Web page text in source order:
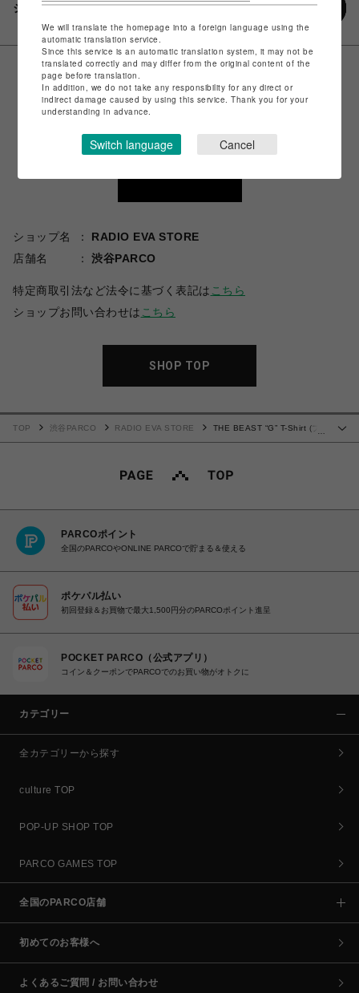
シェアする
ショップ名
RADIO EVA STORE
店舗名
渋谷PARCO
特定商取引法など法令に基づく表記は こちら
ショップお問い合わせは こちら
SHOP TOP
TOP 渋谷PARCO RADIO EVA STORE
THE BEAST “G” T-Shirt (ブ
PARCOポイント
全国のPARCOやONLINE PARCOで貯まる＆使える
ポケパル払い
初回登録＆お買物で最大1,500円分のPARCOポイント進呈
POCKET PARCO（公式アプリ）
コイン＆クーポンでPARCOでのお買い物がオトクに
カテゴリー
全カテゴリーから探す
culture TOP
POP-UP SHOP TOP
PARCO GAMES TOP
全国のPARCO店舗
初めてのお客様へ
よくあるご質問 / お問い合わせ
We will translate the homepage into a foreign language using the
automatic translation service.
Since this service is an automatic translation system, it may not be
translated correctly and may differ from the original content of the
page before translation.
In addition, we do not take any responsibility for any direct or
indirect damage caused by using this service. Thank you for your
understanding in advance.
Switch language Cancel